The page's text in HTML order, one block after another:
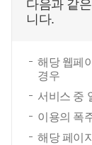
다음과 같
니다.
해당 웹페
경우
서비스 중
이용의 폭
해당 페이